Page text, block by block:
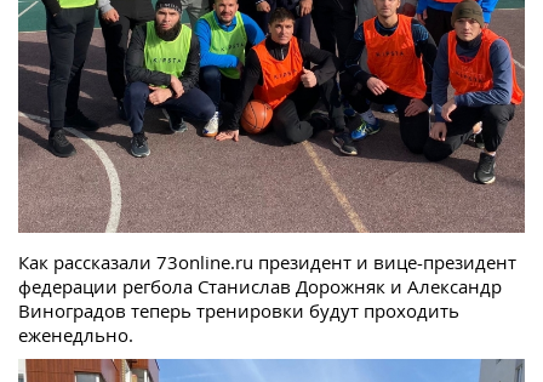
Как рассказали 73online.ru президент и вице-президент
федерации регбола Станислав Дорожняк и Александр
Виноградов теперь тренировки будут проходить
еженедльно.